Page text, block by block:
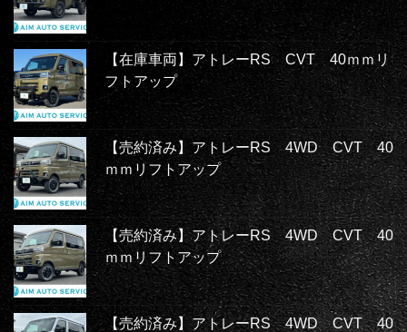
【在庫車両】アトレーRS CVT 40ｍｍリ
フトアップ
【売約済み】アトレーRS 4WD CVT 40
ｍｍリフトアップ
【売約済み】アトレーRS 4WD CVT 40
ｍｍリフトアップ
【売約済み】アトレーRS 4WD CVT 40